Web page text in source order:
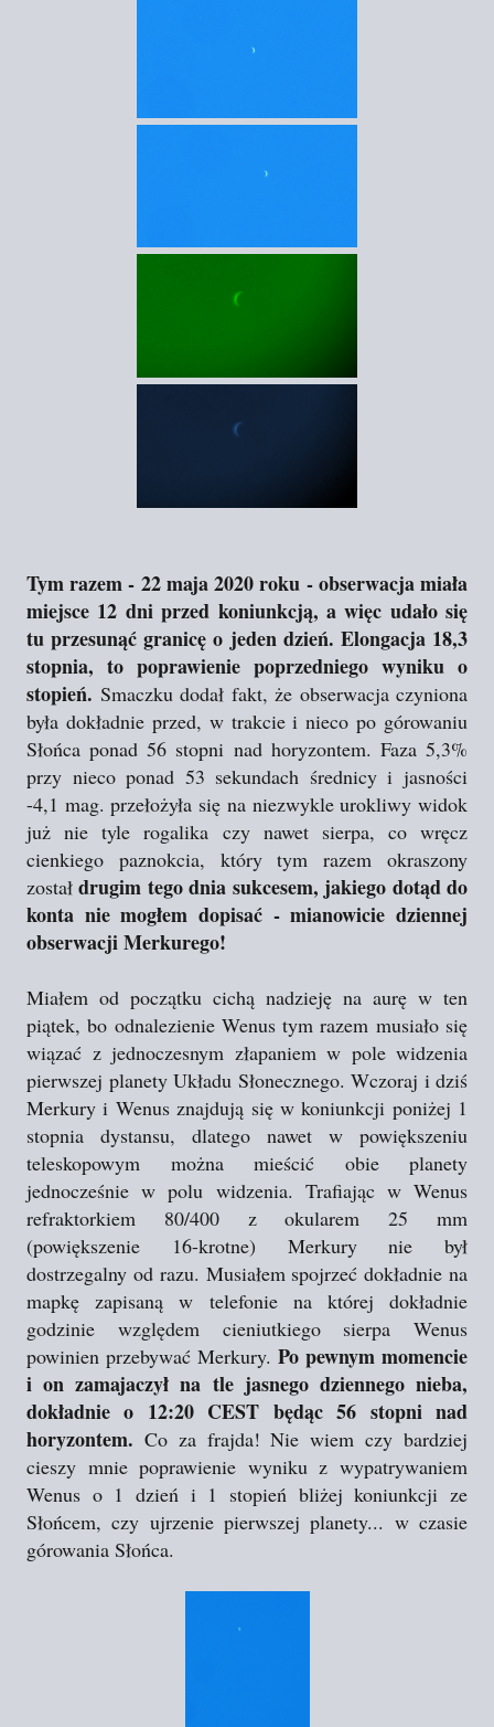
Tym razem - 22 maja 2020 roku - obserwacja miała
miejsce 12 dni przed koniunkcją, a więc udało się
tu przesunąć granicę o jeden dzień. Elongacja 18,3
stopnia, to poprawienie poprzedniego wyniku o
stopień. Smaczku dodał fakt, że obserwacja czyniona
była dokładnie przed, w trakcie i nieco po górowaniu
Słońca ponad 56 stopni nad horyzontem. Faza 5,3%
przy nieco ponad 53 sekundach średnicy i jasności
-4,1 mag. przełożyła się na niezwykle urokliwy widok
już nie tyle rogalika czy nawet sierpa, co wręcz
cienkiego paznokcia, który tym razem okraszony
zostałdrugim tego dnia sukcesem, jakiego dotąd do
konta nie mogłem dopisać - mianowicie dziennej
obserwacji Merkurego!
Miałem od początku cichą nadzieję na aurę w ten
piątek, bo odnalezienie Wenus tym razem musiało się
wiązać z jednoczesnym złapaniem w pole widzenia
pierwszej planety Układu Słonecznego. Wczoraj i dziś
Merkury i Wenus znajdują się w koniunkcji poniżej 1
stopnia dystansu, dlatego nawet w powiększeniu
teleskopowym można mieścić obie planety
jednocześnie w polu widzenia. Trafiając w Wenus
refraktorkiem 80/400 z okularem 25 mm
(powiększenie 16-krotne) Merkury nie był
dostrzegalny od razu. Musiałem spojrzeć dokładnie na
mapkę zapisaną w telefonie na której dokładnie
godzinie względem cieniutkiego sierpa Wenus
powinien przebywać Merkury. Po pewnym momencie
i on zamajaczył na tle jasnego dziennego nieba,
dokładnie o 12:20 CEST będąc 56 stopni nad
horyzontem. Co za frajda! Nie wiem czy bardziej
cieszy mnie poprawienie wyniku z wypatrywaniem
Wenus o 1 dzień i 1 stopień bliżej koniunkcji ze
Słońcem, czy ujrzenie pierwszej planety... w czasie
górowania Słońca.